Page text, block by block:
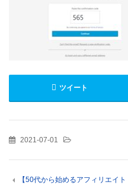
ツイート
2021-07-01
【50代から始めるアフィリエイト